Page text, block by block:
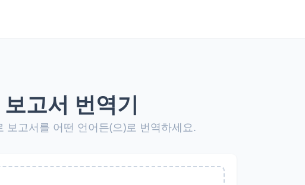
고서 번역기
보고서를 어떤 언어든(으)로 번역하세요.